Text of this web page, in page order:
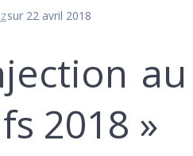
sur 22 avril 2018
2018 »